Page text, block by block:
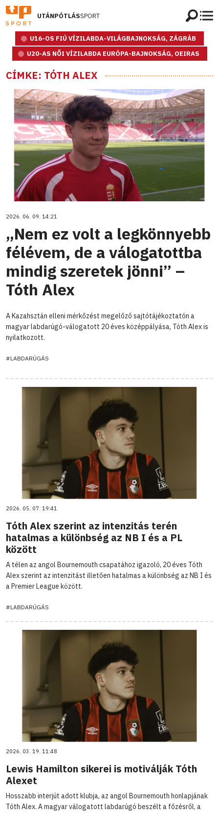
UTÁNPÓTLÁSSPORT
U16-OS FIÚ VÍZILABDA-VILÁGBAJNOKSÁG, ZÁGRÁB
U20-AS NŐI VÍZILABDA EURÓPA-BAJNOKSÁG, OEIRAS
CÍMKE: TÓTH ALEX
2026. 06. 09. 14:21
„Nem ez volt a legkönnyebb
félévem, de a válogatottba
mindig szeretek jönni” –
Tóth Alex
A Kazahsztán elleni mérkőzést megelőző sajtótájékoztatón a
magyar labdarúgó-válogatott 20 éves középpályása, Tóth Alex is
nyilatkozott.
#LABDARÚGÁS
2026. 05. 07. 19:41
Tóth Alex szerint az intenzitás terén
hatalmas a különbség az NB I és a PL
között
A télen az angol Bournemouth csapatához igazoló, 20 éves Tóth
Alex szerint az intenzitást illetően hatalmas a különbség az NB I és
a Premier League között.
#LABDARÚGÁS
2026. 03. 19. 11:48
Lewis Hamilton sikerei is motiválják Tóth
Alexet
Hosszabb interjút adott klubja, az angol Bournemouth honlapjának
Tóth Alex. A magyar válogatott labdarúgó beszélt a főzésről, a